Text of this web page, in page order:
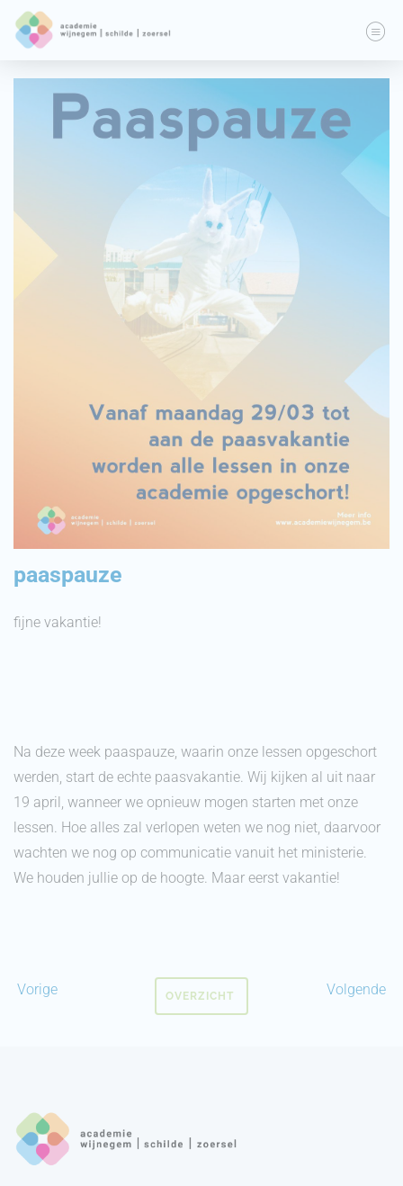
paaspauze
fijne vakantie!
Na deze week paaspauze, waarin onze lessen opgeschort
werden, start de echte paasvakantie. Wij kijken al uit naar
19 april, wanneer we opnieuw mogen starten met onze
lessen. Hoe alles zal verlopen weten we nog niet, daarvoor
wachten we nog op communicatie vanuit het ministerie.
We houden jullie op de hoogte. Maar eerst vakantie!
Vorige Volgende
OVERZICHT